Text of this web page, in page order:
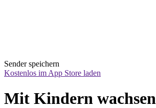
Sender speichern
Kostenlos im App Store laden
Mit Kindern wachsen